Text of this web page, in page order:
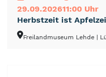
29.09.202611:00 Uhr
Herbstzeit ist
Freilandmuseum Lehde |